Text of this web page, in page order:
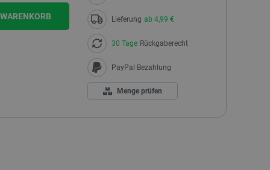
Lieferung ab 4,99 €
30 Tage Rückgaberecht
PayPal Bezahlung
Menge prüfen